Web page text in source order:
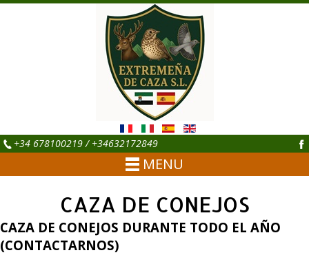
+34 678100219 / +34632172849
MENU
CAZA DE CONEJOS
CAZA DE CONEJOS DURANTE TODO EL AÑO
(CONTACTARNOS)